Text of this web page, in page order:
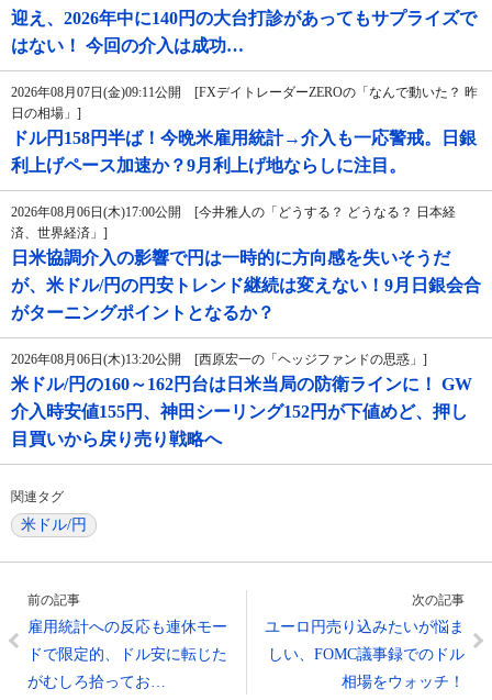
迎え、2026年中に140円の大台打診があってもサプライズで
はない！ 今回の介入は成功…
2026年08月07日(金)09:11公開 [FXデイトレーダーZEROの「なんで動いた？ 昨
日の相場」]
ドル円158円半ば！今晩米雇用統計→介入も一応警戒。日銀
利上げペース加速か？9月利上げ地ならしに注目。
2026年08月06日(木)17:00公開 [今井雅人の「どうする？ どうなる？ 日本経
済、世界経済」]
日米協調介入の影響で円は一時的に方向感を失いそうだ
が、米ドル/円の円安トレンド継続は変えない！9月日銀会合
がターニングポイントとなるか？
2026年08月06日(木)13:20公開 [西原宏一の「ヘッジファンドの思惑」]
米ドル/円の160～162円台は日米当局の防衛ラインに！ GW
介入時安値155円、神田シーリング152円が下値めど、押し
目買いから戻り売り戦略へ
関連タグ
米ドル/円
前の記事
雇用統計への反応も連休モー
ドで限定的、ドル安に転じた
がむしろ拾ってお…
次の記事
ユーロ円売り込みたいが悩ま
しい、FOMC議事録でのドル
相場をウォッチ！